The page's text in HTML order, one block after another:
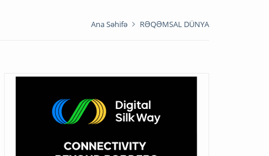
Ana Səhifə RƏQƏMSAL DÜNYA